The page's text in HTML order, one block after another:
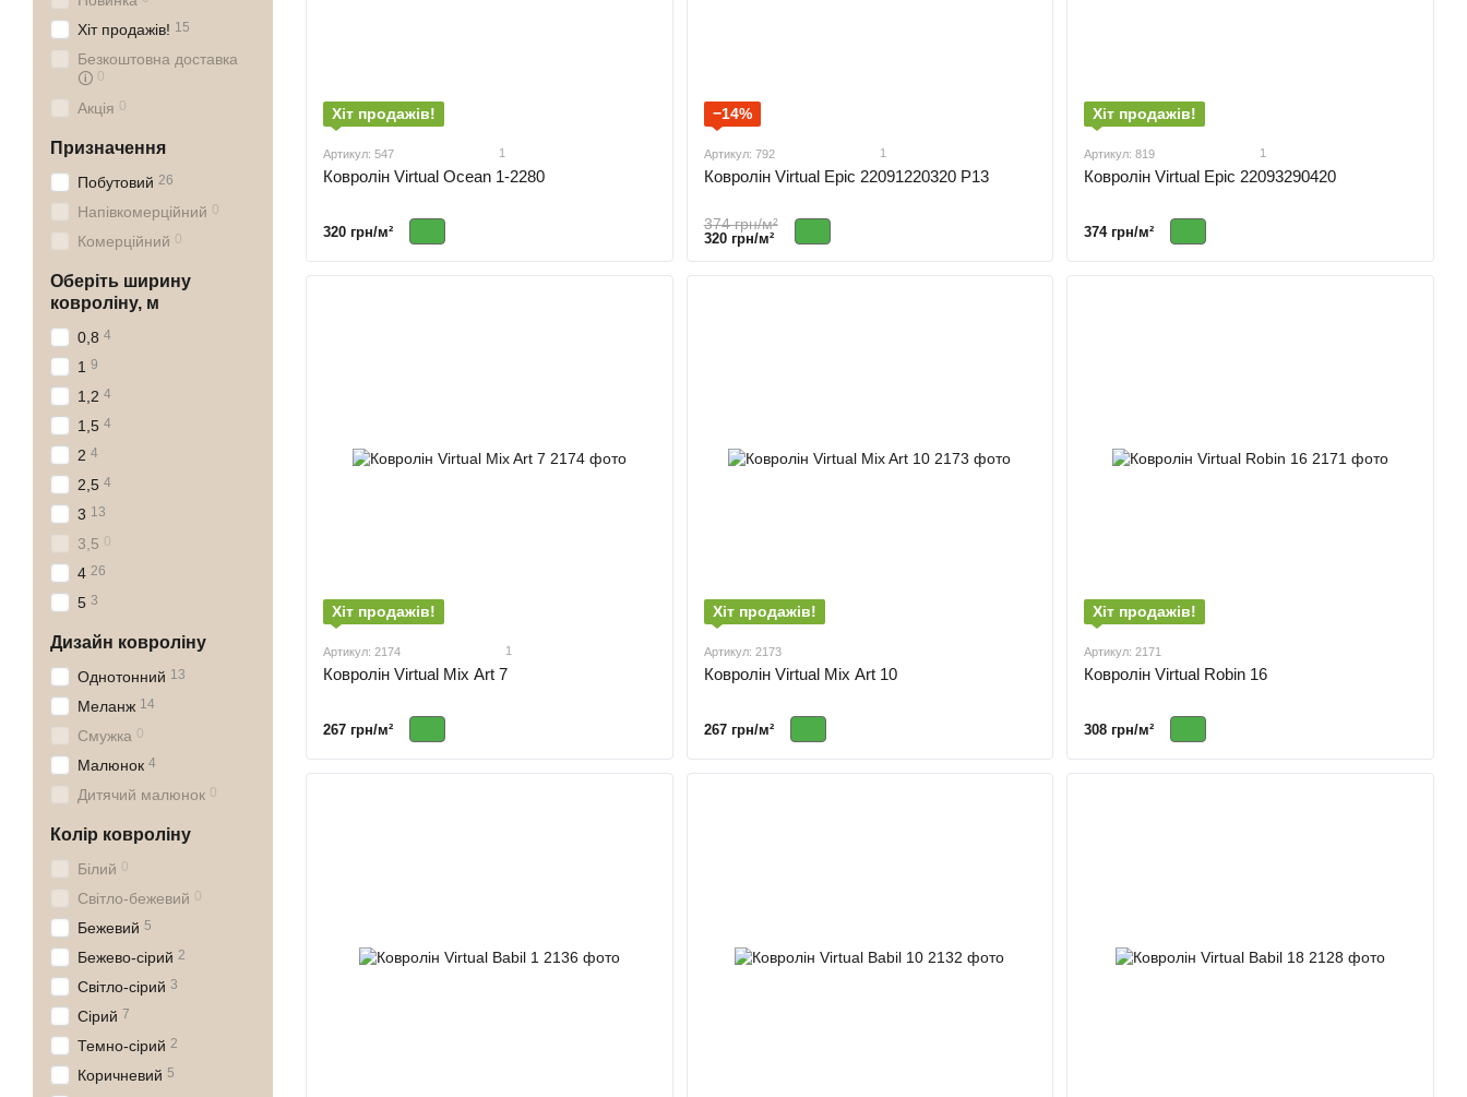
Хіт продажів!
Артикул: 547 1
Ковролін Virtual Ocean 1-2280
320 грн/м²
−14%
Артикул: 792 1
Ковролін Virtual Epic 22091220320 P13
374 грн/м²
320 грн/м²
Хіт продажів!
Артикул: 819 1
Ковролін Virtual Epic 22093290420
374 грн/м²
Хіт продажів!
Артикул: 2174 1
Ковролін Virtual Mix Art 7
267 грн/м²
Хіт продажів!
Артикул: 2173
Ковролін Virtual Mix Art 10
267 грн/м²
Хіт продажів!
Артикул: 2171
Ковролін Virtual Robin 16
308 грн/м²
Хіт продажів! 15
Безкоштовна доставка
🛈 0
Акція 0
Призначення
Побутовий 26
Напівкомерційний 0
Комерційний 0
Оберіть ширину
ковроліну, м
0,8 4
1 9
1,2 4
1,5 4
2 4
2,5 4
3 13
3,5 0
4 26
5 3
Дизайн ковроліну
Однотонний 13
Меланж 14
Смужка 0
Малюнок 4
Дитячий малюнок 0
Колір ковроліну
Білий 0
Світло-бежевий 0
Бежевий 5
Бежево-сірий 2
Світло-сірий 3
Сірий 7
Темно-сірий 2
Коричневий 5